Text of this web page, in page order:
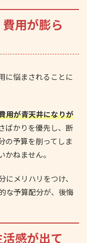
用が膨ら
に悩まされることに
用が青天井になりが
ばかりを優先し、断
の予算を削ってしま
ねません。
メリハリをつけ、
な予算配分が、後悔
感が出て